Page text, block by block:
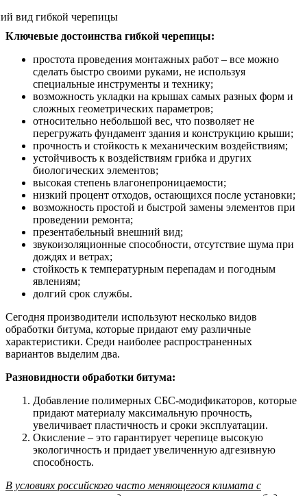
Ключевые достоинства гибкой черепицы:
простота проведения монтажных работ – все можно
сделать быстро своими руками, не используя
специальные инструменты и технику;
возможность укладки на крышах самых разных форм и
сложных геометрических параметров;
относительно небольшой вес, что позволяет не
перегружать фундамент здания и конструкцию крыши;
прочность и стойкость к механическим воздействиям;
устойчивость к воздействиям грибка и других
биологических элементов;
высокая степень влагонепроницаемости;
низкий процент отходов, остающихся после установки;
возможность простой и быстрой замены элементов при
проведении ремонта;
презентабельный внешний вид;
звукоизоляционные способности, отсутствие шума при
дождях и ветрах;
стойкость к температурным перепадам и погодным
явлениям;
долгий срок службы.
Сегодня производители используют несколько видов
обработки битума, которые придают ему различные
характеристики. Среди наиболее распространенных
вариантов выделим два.
Разновидности обработки битума:
Добавление полимерных СБС-модификаторов, которые
придают материалу максимальную прочность,
увеличивает пластичность и сроки эксплуатации.
Окисление – это гарантирует черепице высокую
экологичность и придает увеличенную адгезивную
способность.
В условиях российского часто меняющегося климата с